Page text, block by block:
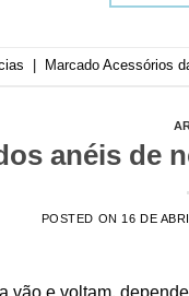
Marcado Acessórios
anéis de
POSTED ON16 DE